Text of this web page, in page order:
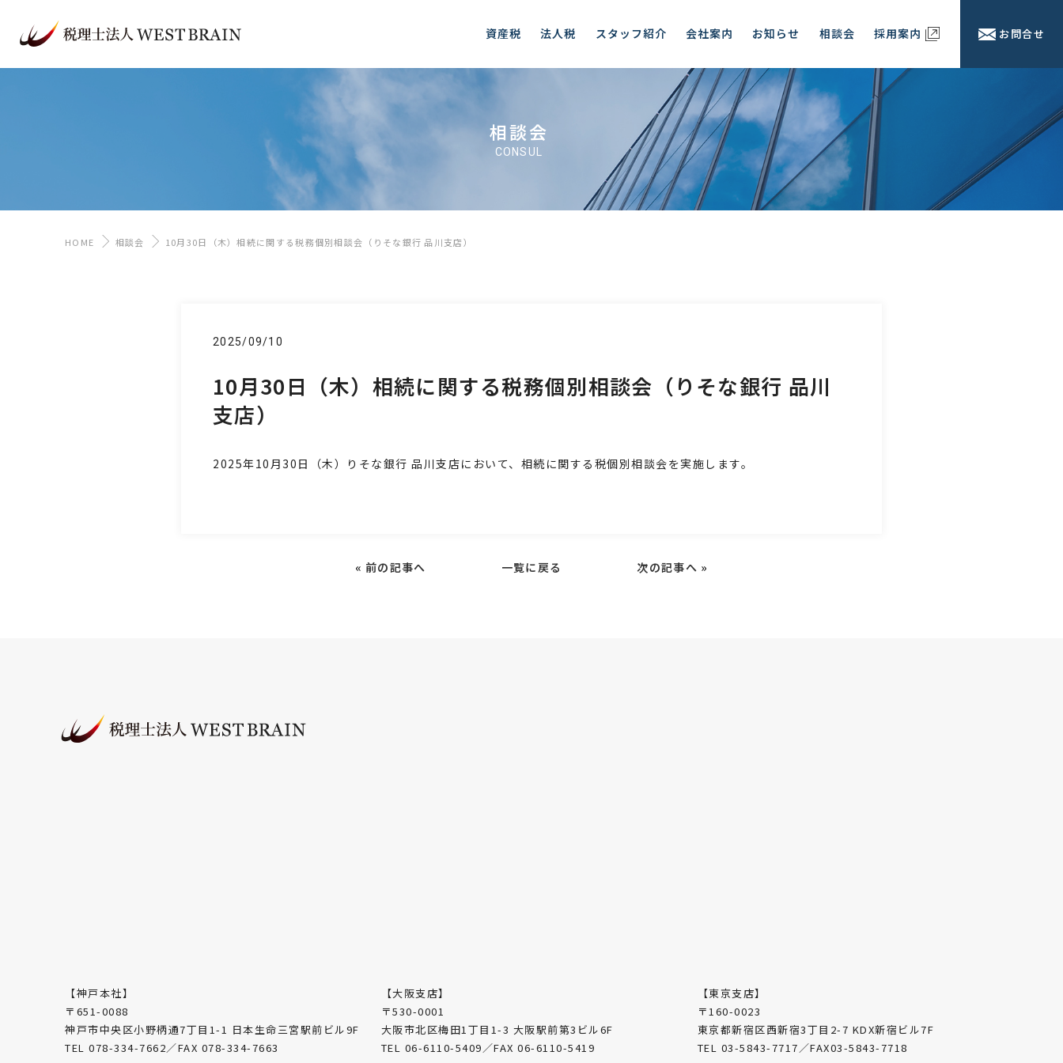
資産税 法人税 スタッフ紹介 会社案内 お知らせ 相談会 採用案内 お問合せ
相談会
CONSUL
HOME 相談会 10月30日（木）相続に関する税務個別相談会（りそな銀行 品川支店）
2025/09/10
10月30日（木）相続に関する税務個別相談会（りそな銀行 品川
支店）
2025年10月30日 （木）りそな銀行 品川支店において、相続に関する税個別相談会を実施します。
« 前の記事へ 一覧に戻る 次の記事へ »
【神戸本社】
〒651-0088
神戸市中央区小野柄通7丁目1-1 日本生命三宮駅前ビル9F
TEL 078-334-7662／FAX 078-334-7663
【大阪支店】
〒530-0001
大阪市北区梅田1丁目1-3 大阪駅前第3ビル6F
TEL 06-6110-5409／FAX 06-6110-5419
【東京支店】
〒160-0023
東京都新宿区西新宿3丁目2-7 KDX新宿ビル7F
TEL 03-5843-7717／FAX03-5843-7718